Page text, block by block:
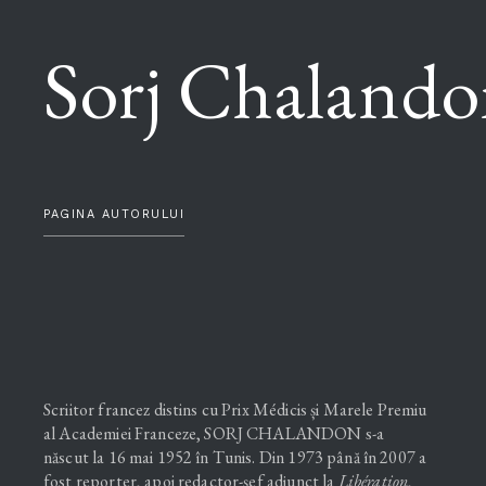
Sorj
PAGINA AUTORULUI
Scriitor francez distins cu Prix Médicis și Marele Premiu
al Academiei Franceze, SORJ CHALANDON s-a
născut la 16 mai 1952 în Tunis. Din 1973 până în 2007 a
fost reporter, apoi redactor-şef adjunct la Libération,